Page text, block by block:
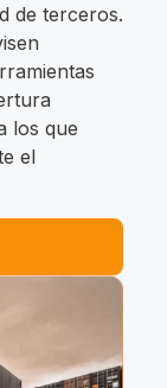
de terceros.
los que
el